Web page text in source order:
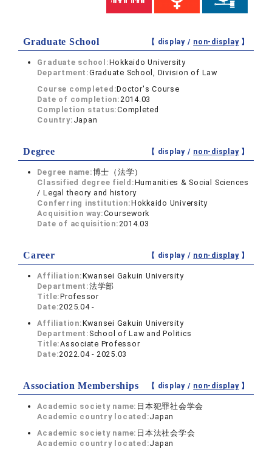
Graduate School 【 display / non-display】
Graduate school:Hokkaido University
Department:Graduate School, Division of Law
Course completed:Doctor's Course
Date of completion:2014.03
Completion status:Completed
Country: Japan
Degree 【 display / non-display】
Degree name:博士（法学）
Classified degree field:Humanities & Social Sciences
/ Legal theory and history
Conferring institution:Hokkaido University
Acquisition way:Coursework
Date of acquisition:2014.03
Career 【 display / non-display】
Affiliation:Kwansei Gakuin University
Department:法学部
Title:Professor
Date:2025.04 -
Affiliation:Kwansei Gakuin University
Department: School of Law and Politics
Title:Associate Professor
Date:2022.04 - 2025.03
Association Memberships 【 display / non-display】
Academic society name: 日本犯罪社会学会
Academic country located:Japan
Academic society name: 日本法社会学会
Academic country located:Japan